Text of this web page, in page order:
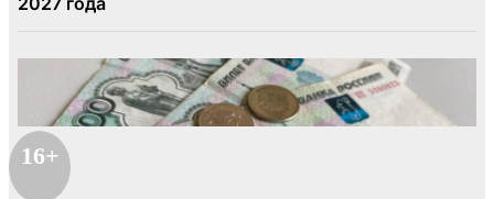
16+